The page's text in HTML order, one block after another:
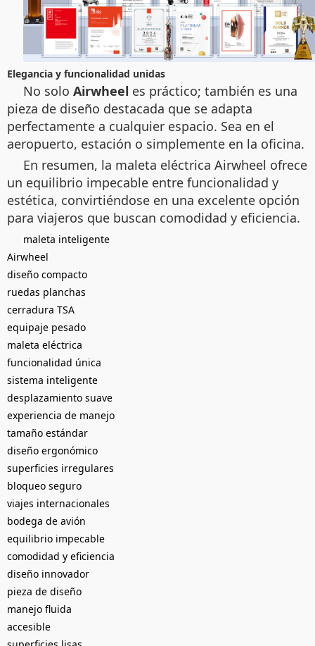
Elegancia y funcionalidad unidas
No solo Airwheel es práctico; también es una
pieza de diseño destacada que se adapta
perfectamente a cualquier espacio. Sea en el
aeropuerto, estación o simplemente en la oficina.
En resumen, la maleta eléctrica Airwheel ofrece
un equilibrio impecable entre funcionalidad y
estética, convirtiéndose en una excelente opción
para viajeros que buscan comodidad y eficiencia.
maleta inteligente
Airwheel
diseño compacto
ruedas planchas
cerradura TSA
equipaje pesado
maleta eléctrica
funcionalidad única
sistema inteligente
desplazamiento suave
experiencia de manejo
tamaño estándar
diseño ergonómico
superficies irregulares
bloqueo seguro
viajes internacionales
bodega de avión
equilibrio impecable
comodidad y eficiencia
diseño innovador
pieza de diseño
manejo fluida
accesible